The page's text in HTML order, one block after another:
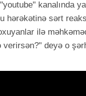
kanalında
hərəkətinə sərt
ilə
deyə o